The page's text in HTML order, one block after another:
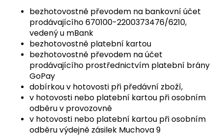
bezhotovostně převodem na bankovní účet
prodávajícího 670100-2200373476/6210,
vedený u mBank
bezhotovostně platební kartou
bezhotovostně převodem na účet
prodávajícího prostřednictvím platební brány
GoPay
dobírkou v hotovosti při předávní zboží,
v hotovosti nebo platební kartou při osobním
odběru v provozovně
v hotovosti nebo platební kartou při osobním
odběru výdejně zásilek Muchova 9